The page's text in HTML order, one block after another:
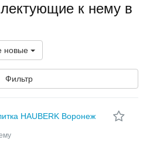
к нему в
новые
Фильтр